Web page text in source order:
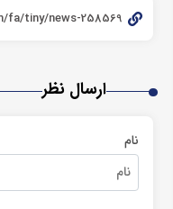
ارسال نظر
نام